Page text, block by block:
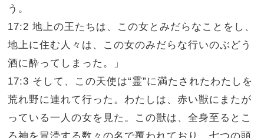
う。
17:2 地上の王たちは、この女とみだらなことをし、
地上に住む人々は、この女のみだらな行いのぶどう
酒に酔ってしまった。」
17:3 そして、この天使は“霊”に満たされたわたしを
荒れ野に連れて行った。わたしは、赤い獣にまたが
っている一人の女を見た。この獣は、全身至るとこ
ろ神を冒涜する数々の名で覆われており、七つの頭